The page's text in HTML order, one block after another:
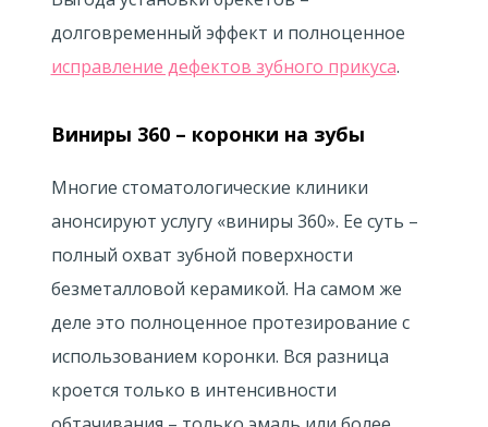
долговременный эффект и полноценное
исправление дефектов зубного прикуса.
Виниры 360 – коронки на зубы
Многие стоматологические клиники
анонсируют услугу «виниры 360». Ее суть –
полный охват зубной поверхности
безметалловой керамикой. На самом же
деле это полноценное протезирование с
использованием коронки. Вся разница
кроется только в интенсивности